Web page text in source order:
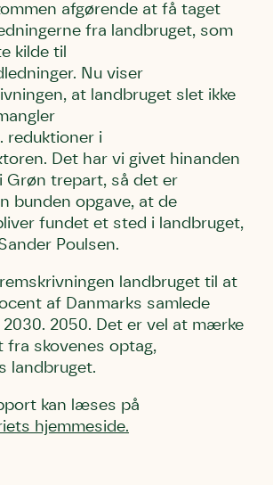
afgørende at få taget
fra landbruget, som
kilde til
Nu viser
at landbruget slet ikke
reduktioner i
Det har vi givet hinanden
Grøn trepart, så det er
bunden opgave, at de
fundet et sted i landbruget,
Poulsen.
landbruget til at
af Danmarks samlede
2030. 2050. Det er vel at mærke
fra skovenes optag,
landbruget.
kan læses på
hjemmeside.